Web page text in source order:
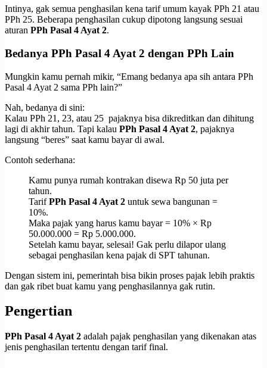
Intinya, gak semua penghasilan kena tarif umum kayak PPh 21 atau
PPh 25. Beberapa penghasilan cukup dipotong langsung sesuai
aturan PPh Pasal 4 Ayat 2.
Bedanya PPh Pasal 4 Ayat 2 dengan PPh Lain
Mungkin kamu pernah mikir, “Emang bedanya apa sih antara PPh
Pasal 4 Ayat 2 sama PPh lain?”
Nah, bedanya di sini:
Kalau PPh 21, 23, atau 25 pajaknya bisa dikreditkan dan dihitung
lagi di akhir tahun. Tapi kalau PPh Pasal 4 Ayat 2, pajaknya
langsung “beres” saat kamu bayar di awal.
Contoh sederhana:
Kamu punya rumah kontrakan disewa Rp 50 juta per
tahun.
TarifPPh Pasal 4 Ayat 2 untuk sewa bangunan =
10%.
Maka pajak yang harus kamu bayar = 10% × Rp
50.000.000 = Rp 5.000.000.
Setelah kamu bayar, selesai! Gak perlu dilapor ulang
sebagai penghasilan kena pajak di SPT tahunan.
Dengan sistem ini, pemerintah bisa bikin proses pajak lebih praktis
dan gak ribet buat kamu yang penghasilannya gak rutin.
Pengertian
PPh Pasal 4 Ayat 2 adalah pajak penghasilan yang dikenakan atas
jenis penghasilan tertentu dengan tarif final.